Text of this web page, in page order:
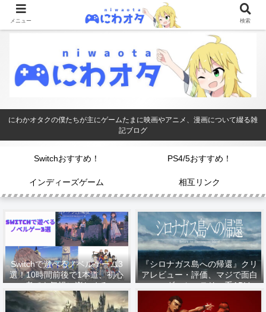
にわかオタクの僕たちが主にゲームたまに映画やアニメ、漫画について綴る雑
記ブログ
Switchおすすめ！ PS4/5おすすめ！
インディーズゲーム 相互リンク
Switchで遊べるノベルゲーム3
選！10時間前後で1本道、初心
者でも気軽に楽しめる
『シロナガス島への帰還』クリ
アレビュー・評価、マジで面白
いマーダーミステリー系ADV
遊びがい満点かつ最高のストー
リーを堪能しろ
メニュー 検索